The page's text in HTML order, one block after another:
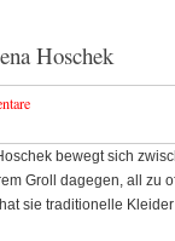
Hoschek
bewegt sich
Groll dagegen, all zu
sie traditionelle Kleider